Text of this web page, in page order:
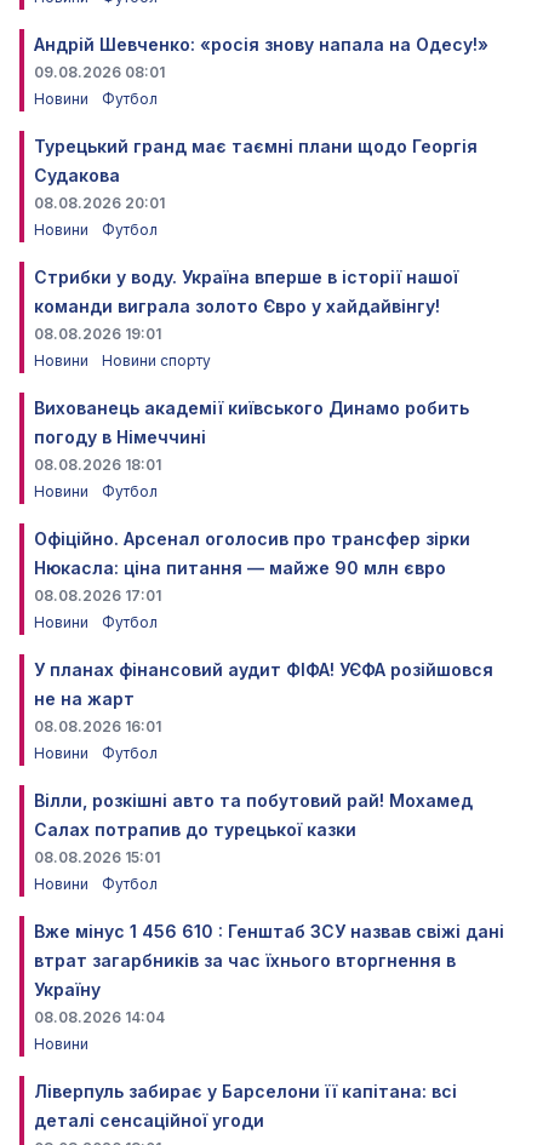
Андрій Шевченко: «росія знову напала на Одесу!»
09.08.2026 08:01
Новини
Футбол
Турецький гранд має таємні плани щодо Георгія
Судакова
08.08.2026 20:01
Новини
Футбол
Стрибки у воду. Україна вперше в історії нашої
команди виграла золото Євро у хайдайвінгу!
08.08.2026 19:01
Новини
Новини спорту
Вихованець академії київського Динамо робить
погоду в Німеччині
08.08.2026 18:01
Новини
Футбол
Офіційно. Арсенал оголосив про трансфер зірки
Нюкасла: ціна питання — майже 90 млн євро
08.08.2026 17:01
Новини
Футбол
У планах фінансовий аудит ФІФА! УЄФА розійшовся
не на жарт
08.08.2026 16:01
Новини
Футбол
Вілли, розкішні авто та побутовий рай! Мохамед
Салах потрапив до турецької казки
08.08.2026 15:01
Новини
Футбол
Вже мінус 1 456 610 : Генштаб ЗСУ назвав свіжі дані
втрат загарбників за час їхнього вторгнення в
Україну
08.08.2026 14:04
Новини
Ліверпуль забирає у Барселони її капітана: всі
деталі сенсаційної угоди